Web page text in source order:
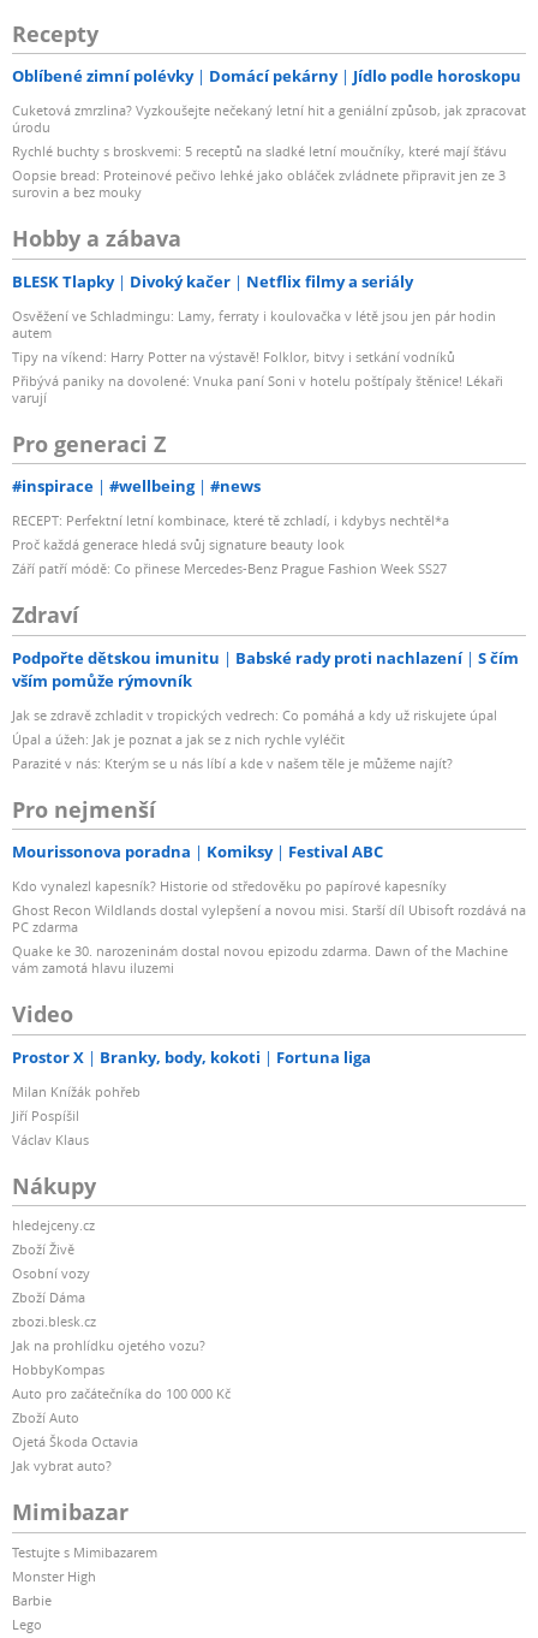
Recepty
Oblíbené zimní polévky Domácí pekárny Jídlo podle horoskopu
Cuketová zmrzlina? Vyzkoušejte nečekaný letní hit a geniální způsob, jak zpracovat
úrodu
Rychlé buchty s broskvemi: 5 receptů na sladké letní moučníky, které mají šťávu
Oopsie bread: Proteinové pečivo lehké jako obláček zvládnete připravit jen ze 3
surovin a bez mouky
Hobby a zábava
BLESK Tlapky Divoký kačer Netflix filmy a seriály
Osvěžení ve Schladmingu: Lamy, ferraty i koulovačka v létě jsou jen pár hodin
autem
Tipy na víkend: Harry Potter na výstavě! Folklor, bitvy i setkání vodníků
Přibývá paniky na dovolené: Vnuka paní Soni v hotelu poštípaly štěnice! Lékaři
varují
Pro generaci Z
#inspirace #wellbeing #news
RECEPT: Perfektní letní kombinace, které tě zchladí, i kdybys nechtěl*a
Proč každá generace hledá svůj signature beauty look
Září patří módě: Co přinese Mercedes-Benz Prague Fashion Week SS27
Zdraví
Podpořte dětskou imunitu Babské rady proti nachlazení
S čím
vším pomůže rýmovník
Jak se zdravě zchladit v tropických vedrech: Co pomáhá a kdy už riskujete úpal
Úpal a úžeh: Jak je poznat a jak se z nich rychle vyléčit
Parazité v nás: Kterým se u nás líbí a kde v našem těle je můžeme najít?
Pro nejmenší
Mourissonova poradna Komiksy Festival ABC
Kdo vynalezl kapesník? Historie od středověku po papírové kapesníky
Ghost Recon Wildlands dostal vylepšení a novou misi. Starší díl Ubisoft rozdává na
PC zdarma
Quake ke 30. narozeninám dostal novou epizodu zdarma. Dawn of the Machine
vám zamotá hlavu iluzemi
Video
Prostor X Branky, body, kokoti Fortuna liga
Milan Knížák pohřeb
Jiří Pospíšil
Václav Klaus
Nákupy
hledejceny.cz
Zboží Živě
Osobní vozy
Zboží Dáma
zbozi.blesk.cz
Jak na prohlídku ojetého vozu?
HobbyKompas
Auto pro začátečníka do 100 000 Kč
Zboží Auto
Ojetá Škoda Octavia
Jak vybrat auto?
Mimibazar
Testujte s Mimibazarem
Monster High
Barbie
Lego